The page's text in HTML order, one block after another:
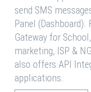
send SMS
Panel (Dashboard).
Gateway for
marketing, ISP &
also offers API
applications.